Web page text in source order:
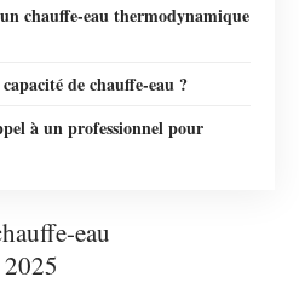
chauffe-eau thermodynamique
de chauffe-eau ?
à un professionnel pour
eau